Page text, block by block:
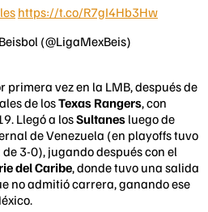
https://t.co/R7gI4Hb3Hw
(@LigaMexBeis)
primera vez en la LMB, después de
de losTexas Rangers, con
Llegó a losSultanes luego de
de Venezuela (en playoffs tuvo
3-0), jugando después con el
del Caribe, donde tuvo una salida
no admitió carrera, ganando ese